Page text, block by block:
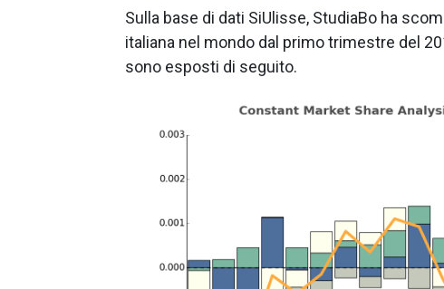
Sulla base di dati SiUlisse, StudiaBo ha
italiana nel mondo dal primo trimestre del
sono esposti di seguito.